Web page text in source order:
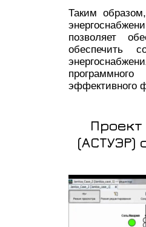
Таким
позволяет
обеспечить
эффективного
(АСТУЭР)